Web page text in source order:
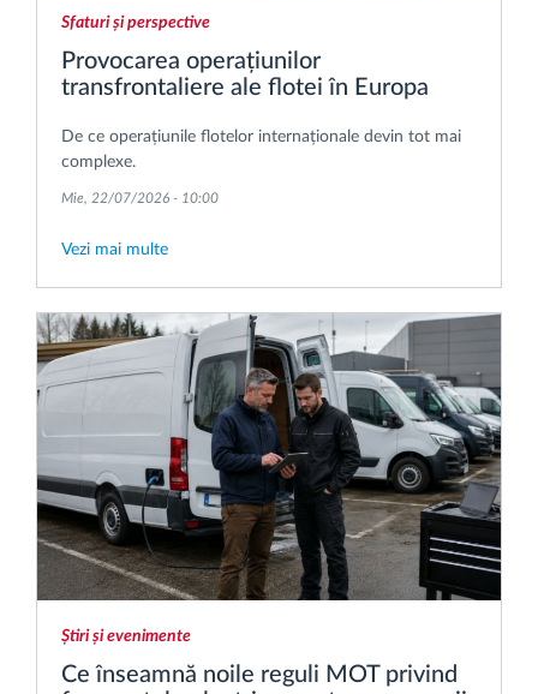
Sfaturi și perspective
Provocarea operațiunilor
transfrontaliere ale flotei în Europa
De ce operațiunile flotelor internaționale devin tot mai
complexe.
Mie, 22/07/2026 - 10:00
Vezi mai multe
Știri și evenimente
Ce înseamnă noile reguli MOT privind